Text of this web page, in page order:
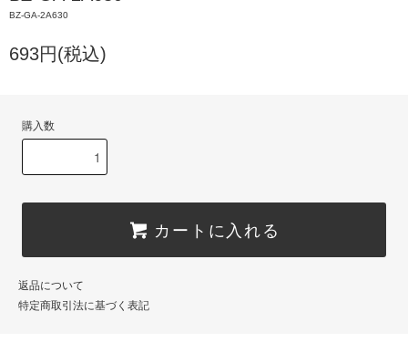
BZ-GA-2A630
693円(税込)
購入数
カートに入れる
返品について
特定商取引法に基づく表記